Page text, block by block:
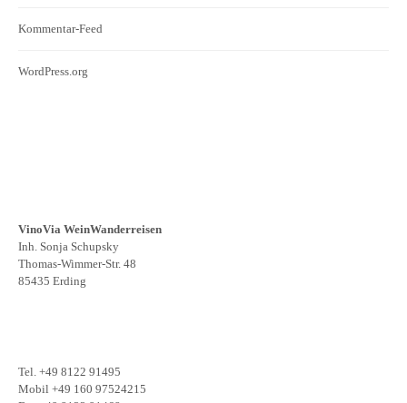
Kommentar-Feed
WordPress.org
VinoVia WeinWanderreisen
Inh. Sonja Schupsky
Thomas-Wimmer-Str. 48
85435 Erding
Tel. +49 8122 91495
Mobil +49 160 97524215